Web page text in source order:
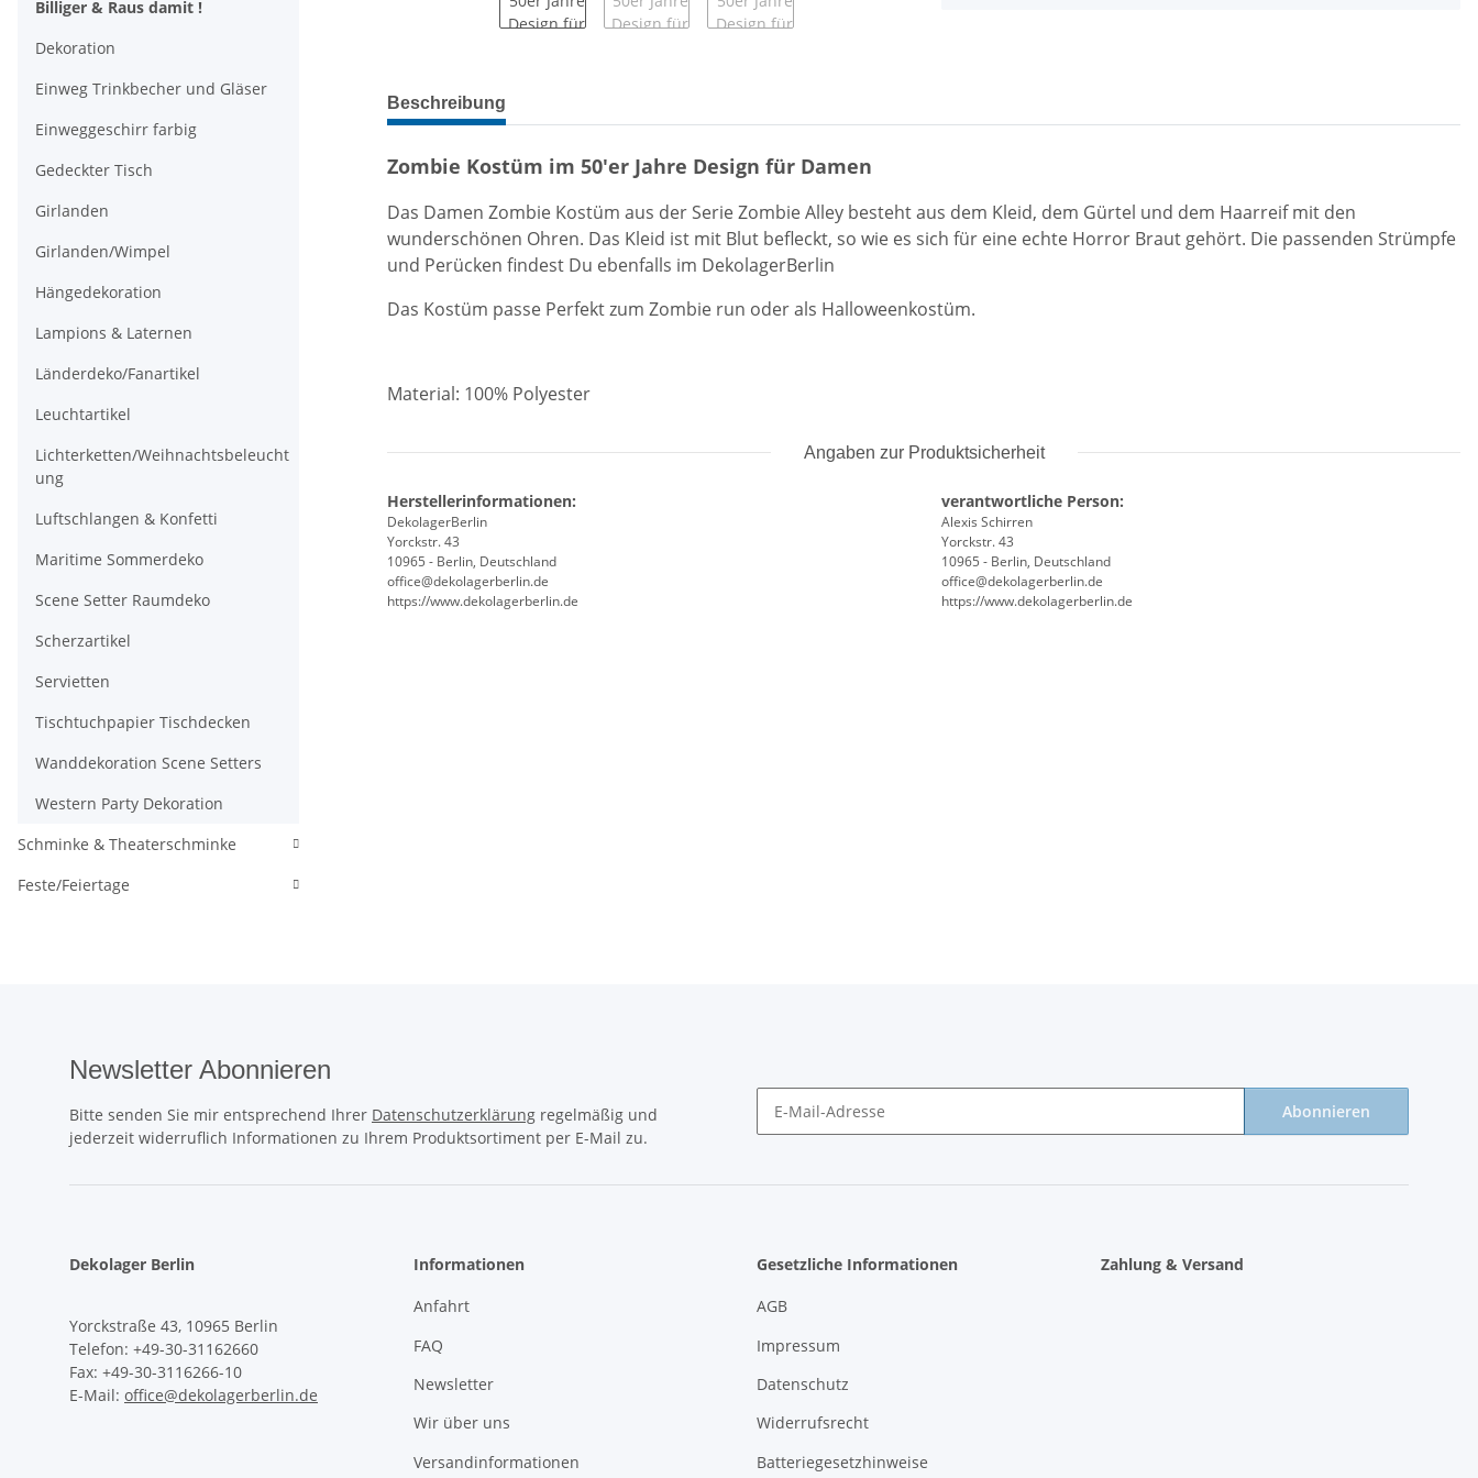
weitere Registerkarten anzeigen
Beschreibung
Zombie Kostüm im 50'er Jahre Design für Damen
Das Damen Zombie Kostüm aus der Serie Zombie Alley besteht aus dem Kleid, dem Gürtel und dem Haarreif mit den
wunderschönen Ohren. Das Kleid ist mit Blut befleckt, so wie es sich für eine echte Horror Braut gehört. Die passenden Strümpfe
und Perücken findest Du ebenfalls im DekolagerBerlin
Das Kostüm passe Perfekt zum Zombie run oder als Halloweenkostüm.
Material: 100% Polyester
Angaben zur Produktsicherheit
Herstellerinformationen:
DekolagerBerlin
Yorckstr. 43
10965 - Berlin, Deutschland
office@dekolagerberlin.de
https://www.dekolagerberlin.de
verantwortliche Person:
Alexis Schirren
Yorckstr. 43
10965 - Berlin, Deutschland
office@dekolagerberlin.de
https://www.dekolagerberlin.de
Billiger & Raus damit !
Dekoration
Einweg Trinkbecher und Gläser
Einweggeschirr farbig
Gedeckter Tisch
Girlanden
Girlanden/Wimpel
Hängedekoration
Lampions & Laternen
Länderdeko/Fanartikel
Leuchtartikel
Lichterketten/Weihnachtsbeleucht
ung
Luftschlangen & Konfetti
Maritime Sommerdeko
Scene Setter Raumdeko
Scherzartikel
Servietten
Tischtuchpapier Tischdecken
Wanddekoration Scene Setters
Western Party Dekoration
Schminke & Theaterschminke
Feste/Feiertage
Newsletter Abonnieren
Bitte senden Sie mir entsprechend Ihrer Datenschutzerklärung regelmäßig und
jederzeit widerruflich Informationen zu Ihrem Produktsortiment per E-Mail zu.
Abonnieren
Dekolager Berlin
Yorckstraße 43, 10965 Berlin
Telefon: +49-30-31162660
Fax: +49-30-3116266-10
E-Mail: office@dekolagerberlin.de
Informationen
Anfahrt
FAQ
Newsletter
Wir über uns
Versandinformationen
Gesetzliche Informationen
AGB
Impressum
Datenschutz
Widerrufsrecht
Batteriegesetzhinweise
Zahlung & Versand